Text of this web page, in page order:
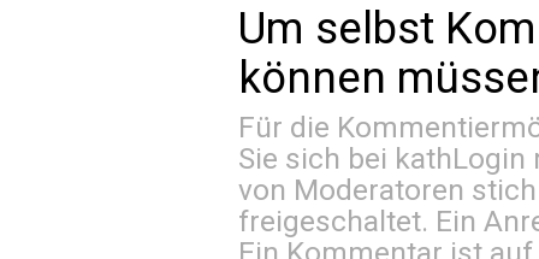
Um selbst
können
Für die
Sie sich bei kathLogin
von Moderatoren
freigeschaltet. Ein